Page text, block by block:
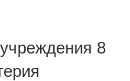
учреждения 8